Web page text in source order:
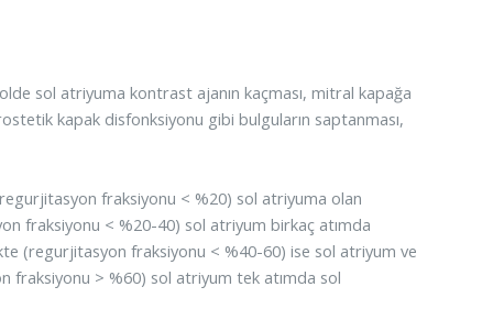
sol atriyuma kontrast ajanın kaçması, mitral kapağa
kapak disfonksiyonu gibi bulguların saptanması,
fraksiyonu < %20) sol atriyuma olan
fraksiyonu < %20-40) sol atriyum birkaç atımda
(regurjitasyon fraksiyonu < %40-60) ise sol atriyum ve
fraksiyonu > %60) sol atriyum tek atımda sol